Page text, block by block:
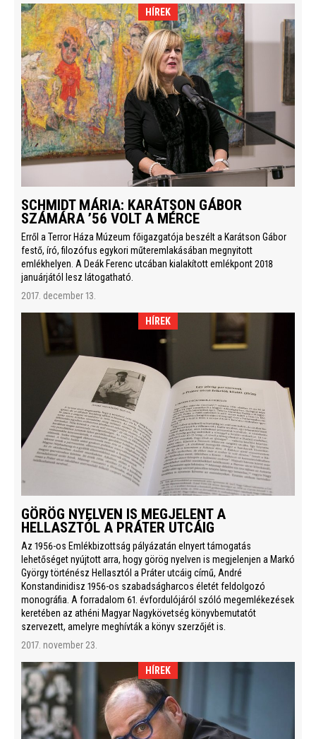
HÍREK
SCHMIDT MÁRIA: KARÁTSON GÁBOR
SZÁMÁRA ’56 VOLT A MÉRCE
Erről a Terror Háza Múzeum főigazgatója beszélt a Karátson Gábor
festő, író, filozófus egykori műteremlakásában megnyitott
emlékhelyen. A Deák Ferenc utcában kialakított emlékpont 2018
januárjától lesz látogatható.
2017. december 13.
HÍREK
GÖRÖG NYELVEN IS MEGJELENT A
HELLASZTÓL A PRÁTER UTCÁIG
Az 1956-os Emlékbizottság pályázatán elnyert támogatás
lehetőséget nyújtott arra, hogy görög nyelven is megjelenjen a Markó
György történész Hellasztól a Práter utcáig című, André
Konstandinidisz 1956-os szabadságharcos életét feldolgozó
monográfia. A forradalom 61. évfordulójáról szóló megemlékezések
keretében az athéni Magyar Nagykövetség könyvbemutatót
szervezett, amelyre meghívták a könyv szerzőjét is.
2017. november 23.
HÍREK